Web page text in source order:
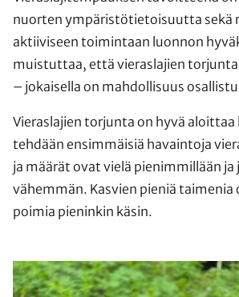
nuorten ympäristötietoisuutta sekä
aktiiviseen toimintaan luonnon
muistuttaa, että vieraslajien torjunta
– jokaisella on mahdollisuus
Vieraslajien torjunta on hyvä aloittaa
tehdään ensimmäisiä havaintoja
ja määrät ovat vielä pienimmillään
vähemmän. Kasvien pieniä taimenia
poimia pieninkin käsin.